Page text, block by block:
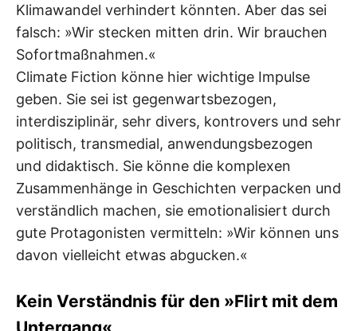
Klimawandel verhindert könnten. Aber das sei
falsch: »Wir stecken mitten drin. Wir brauchen
Sofortmaßnahmen.«
Climate Fiction könne hier wichtige Impulse
geben. Sie sei ist gegenwartsbezogen,
interdisziplinär, sehr divers, kontrovers und sehr
politisch, transmedial, anwendungsbezogen
und didaktisch. Sie könne die komplexen
Zusammenhänge in Geschichten verpacken und
verständlich machen, sie emotionalisiert durch
gute Protagonisten vermitteln: »Wir können uns
davon vielleicht etwas abgucken.«
Kein Verständnis für den »Flirt mit dem